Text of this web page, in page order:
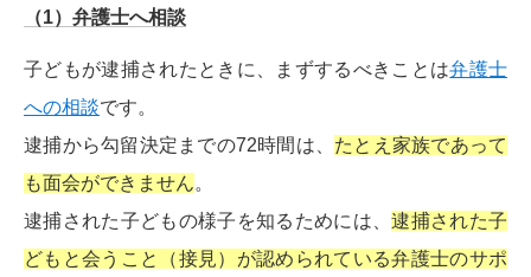
（1）弁護士へ相談
子どもが逮捕されたときに、まずするべきことは弁護士
への相談です。
逮捕から勾留決定までの72時間は、 たとえ家族であって
も面会ができません。
逮捕された子どもの様子を知るためには、逮捕された子
どもと会うこと（接見）が認められている弁護士のサポ